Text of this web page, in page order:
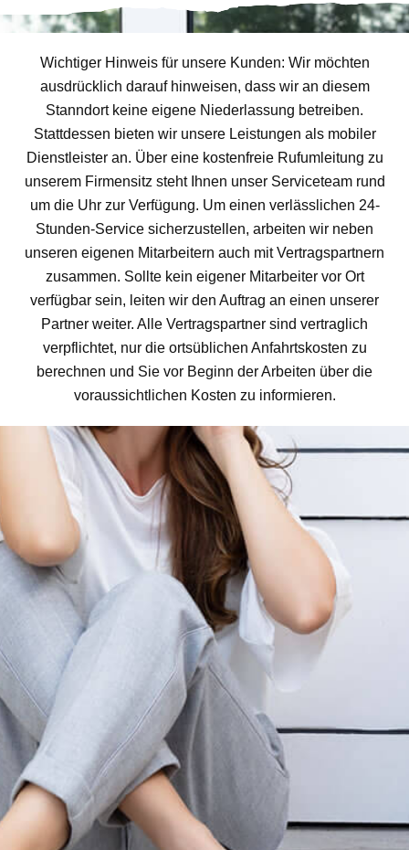
Wichtiger Hinweis für unsere Kunden: Wir möchten
ausdrücklich darauf hinweisen, dass wir an diesem
Stanndort keine eigene Niederlassung betreiben.
Stattdessen bieten wir unsere Leistungen als mobiler
Dienstleister an. Über eine kostenfreie Rufumleitung zu
unserem Firmensitz steht Ihnen unser Serviceteam rund
um die Uhr zur Verfügung. Um einen verlässlichen 24-
Stunden-Service sicherzustellen, arbeiten wir neben
unseren eigenen Mitarbeitern auch mit Vertragspartnern
zusammen. Sollte kein eigener Mitarbeiter vor Ort
verfügbar sein, leiten wir den Auftrag an einen unserer
Partner weiter. Alle Vertragspartner sind vertraglich
verpflichtet, nur die ortsüblichen Anfahrtskosten zu
berechnen und Sie vor Beginn der Arbeiten über die
voraussichtlichen Kosten zu informieren.